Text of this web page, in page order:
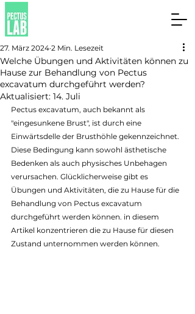
Welche Übungen und Aktivitäten können zu
Hause zur Behandlung von Pectus
excavatum durchgeführt werden?
27. März 2024 2 Min. Lesezeit
Aktualisiert: 14. Juli
Pectus excavatum, auch bekannt als
"eingesunkene Brust", ist durch eine
Einwärtsdelle der Brusthöhle gekennzeichnet.
Diese Bedingung kann sowohl ästhetische
Bedenken als auch physisches Unbehagen
verursachen. Glücklicherweise gibt es
Übungen und Aktivitäten, die zu Hause für die
Behandlung von Pectus excavatum
durchgeführt werden können. in diesem
Artikel konzentrieren die zu Hause für diesen
Zustand unternommen werden können.